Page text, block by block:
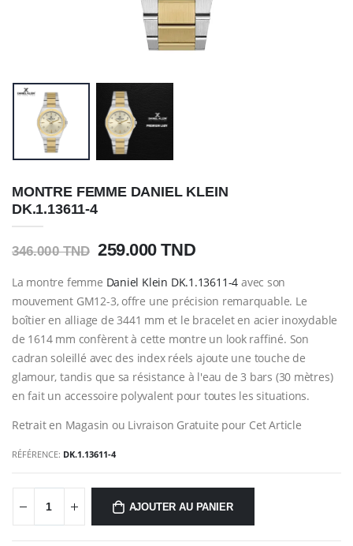
MONTRE FEMME DANIEL KLEIN
DK.1.13611-4
346.000 TND 259.000 TND
La montre femme Daniel Klein DK.1.13611-4 avec son
mouvement GM12-3, offre une précision remarquable. Le
boîtier en alliage de 3441 mm et le bracelet en acier inoxydable
de 1614 mm confèrent à cette montre un look raffiné. Son
cadran soleillé avec des index réels ajoute une touche de
glamour, tandis que sa résistance à l'eau de 3 bars (30 mètres)
en fait un accessoire polyvalent pour toutes les situations.
Retrait en Magasin ou Livraison Gratuite pour Cet Article
RÉFÉRENCE: DK.1.13611-4
AJOUTER AU PANIER